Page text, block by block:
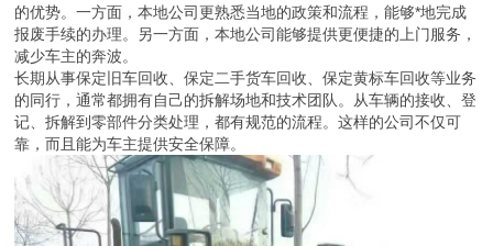
的优势。一方面，本地公司更熟悉当地的政策和流程，能够*地完成
报废手续的办理。另一方面，本地公司能够提供更便捷的上门服务，
减少车主的奔波。
长期从事保定旧车回收、保定二手货车回收、保定黄标车回收等业务
的同行，通常都拥有自己的拆解场地和技术团队。从车辆的接收、登
记、拆解到零部件分类处理，都有规范的流程。这样的公司不仅可
靠，而且能为车主提供安全保障。